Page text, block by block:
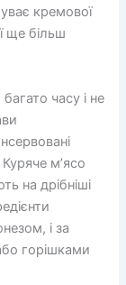
кремової
ще більш
часу і не
м’ясо
на дрібніші
і за
горішками